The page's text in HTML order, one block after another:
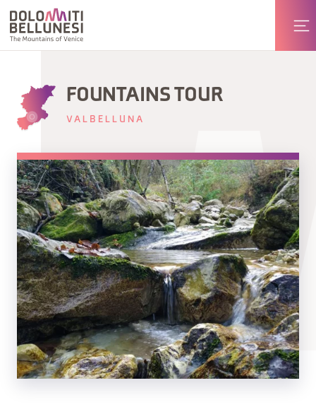
FOUNTAINS TOUR
VALBELLUNA